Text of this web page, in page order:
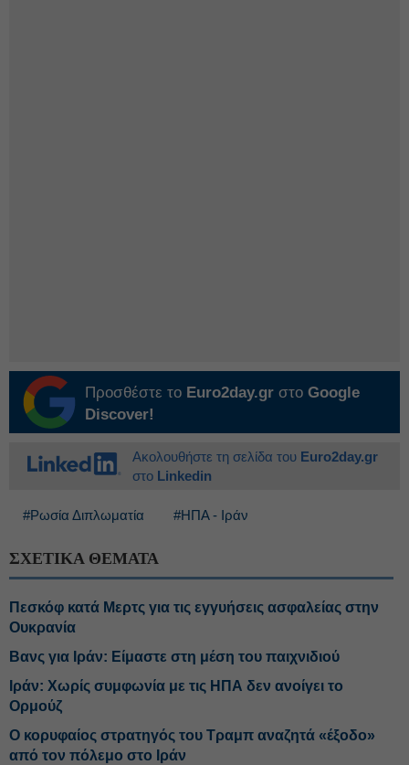
Προσθέστε το Euro2day.gr στο Google
Discover!
Ακολουθήστε τη σελίδα του Euro2day.gr
στο Linkedin
#Ρωσία Διπλωματία #ΗΠΑ - Ιράν
ΣΧΕΤΙΚΑ ΘΕΜΑΤΑ
Πεσκόφ κατά Μερτς για τις εγγυήσεις ασφαλείας στην
Ουκρανία
Βανς για Ιράν: Είμαστε στη μέση του παιχνιδιού
Ιράν: Χωρίς συμφωνία με τις ΗΠΑ δεν ανοίγει το
Ορμούζ
Ο κορυφαίος στρατηγός του Τραμπ αναζητά «έξοδο»
από τον πόλεμο στο Ιράν